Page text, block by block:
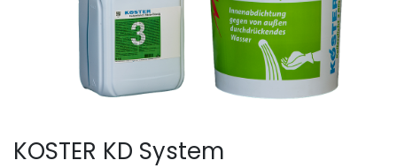
KOSTER KD System